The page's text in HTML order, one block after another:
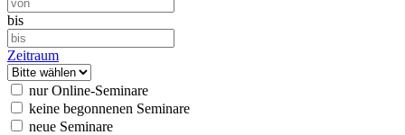
bis
Zeitraum
nur Online-Seminare
keine begonnenen Seminare
neue Seminare